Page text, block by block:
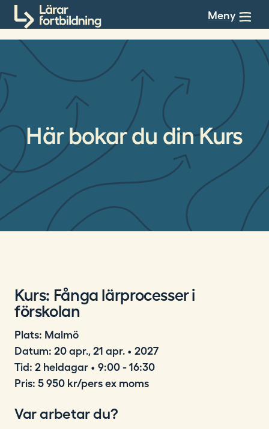
Till innehållet Meny
Här bokar du din Kurs
Kurs: Fånga lärprocesser i
förskolan
Plats: Malmö
Datum: 20 apr., 21 apr. • 2027
Tid: 2 heldagar • 9:00 - 16:30
Pris: 5 950 kr/pers ex moms
Var arbetar du?